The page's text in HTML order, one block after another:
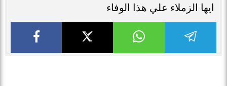
ايها الزملاء علي هذا الوفاء